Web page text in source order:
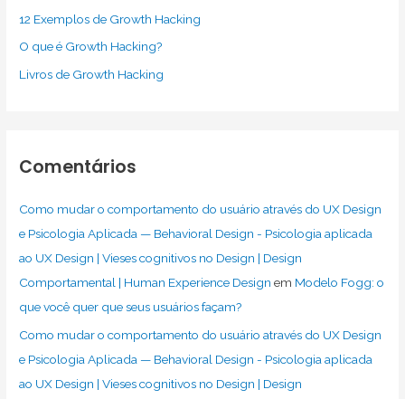
12 Exemplos de Growth Hacking
O que é Growth Hacking?
Livros de Growth Hacking
Comentários
Como mudar o comportamento do usuário através do UX Design
e Psicologia Aplicada — Behavioral Design - Psicologia aplicada
ao UX Design | Vieses cognitivos no Design | Design
Comportamental | Human Experience Design em Modelo Fogg: o
que você quer que seus usuários façam?
Como mudar o comportamento do usuário através do UX Design
e Psicologia Aplicada — Behavioral Design - Psicologia aplicada
ao UX Design | Vieses cognitivos no Design | Design